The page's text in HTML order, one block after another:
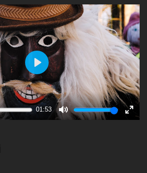
01:53
Mute
Enter
Play